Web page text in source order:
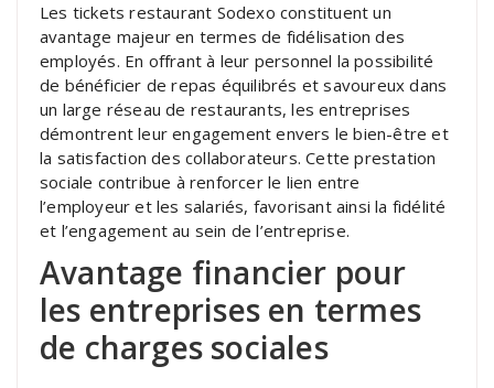
Les tickets restaurant Sodexo constituent un
avantage majeur en termes de fidélisation des
employés. En offrant à leur personnel la possibilité
de bénéficier de repas équilibrés et savoureux dans
un large réseau de restaurants, les entreprises
démontrent leur engagement envers le bien-être et
la satisfaction des collaborateurs. Cette prestation
sociale contribue à renforcer le lien entre
l’employeur et les salariés, favorisant ainsi la fidélité
et l’engagement au sein de l’entreprise.
Avantage financier pour
les entreprises en termes
de charges sociales